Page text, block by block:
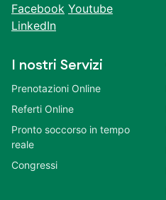
Facebook Youtube
LinkedIn
I nostri Servizi
Prenotazioni Online
Referti Online
Pronto soccorso in tempo
reale
Congressi